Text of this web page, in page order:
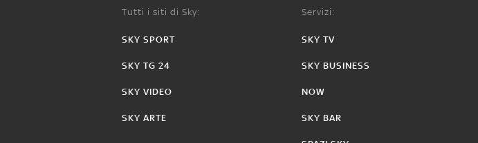
Tutti i siti di Sky:
SKY SPORT
SKY TG 24
SKY VIDEO
SKY ARTE
Servizi:
SKY TV
SKY BUSINESS
NOW
SKY BAR